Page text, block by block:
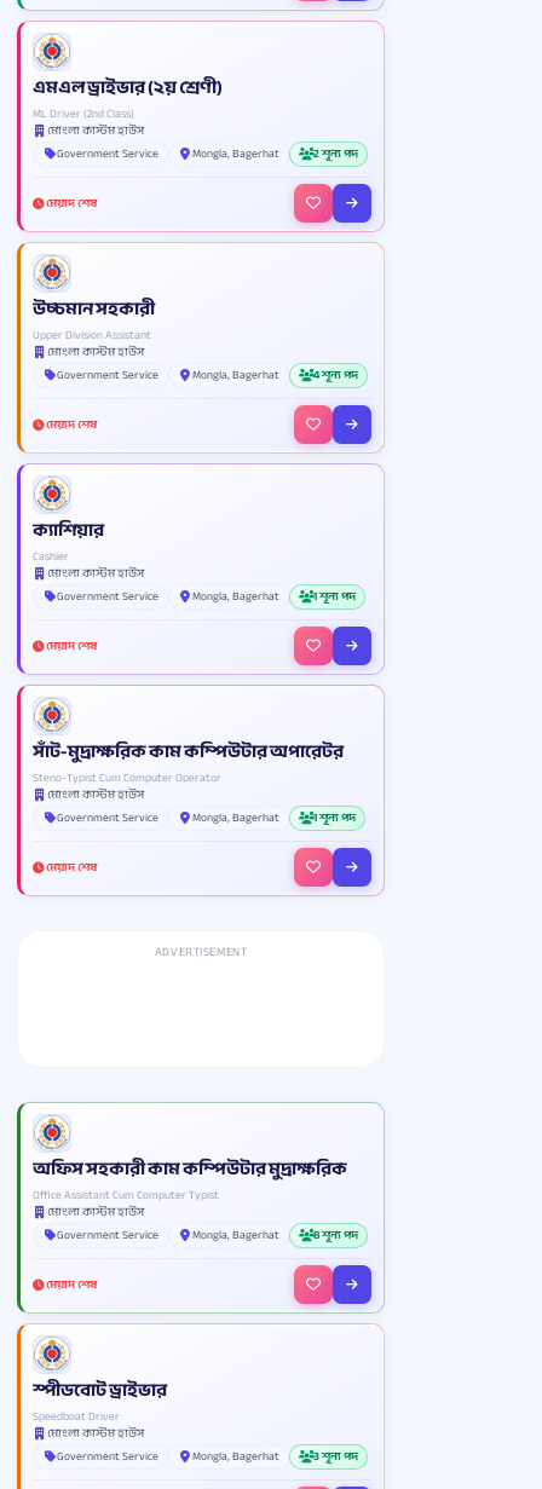
এমএল ড্রাইভার (২য় শ্রেণী)
ML Driver (2nd Class)
মোংলা কাস্টম হাউস
Government Service
Mongla, Bagerhat 2 শূন্য পদ
মেয়াদ শেষ
উচ্চমান সহকারী
Upper Division Assistant
মোংলা কাস্টম হাউস
Government Service
Mongla, Bagerhat 4 শূন্য পদ
মেয়াদ শেষ
ক্যাশিয়ার
Cashier
মোংলা কাস্টম হাউস
Government Service
Mongla, Bagerhat 1 শূন্য পদ
মেয়াদ শেষ
সাঁট-মুদ্রাক্ষরিক কাম কম্পিউটার অপারেটর
Steno-Typist Cum Computer Operator
মোংলা কাস্টম হাউস
Government Service
Mongla, Bagerhat 1 শূন্য পদ
মেয়াদ শেষ
ADVERTISEMENT
অফিস সহকারী কাম কম্পিউটার মুদ্রাক্ষরিক
Office Assistant Cum Computer Typist
মোংলা কাস্টম হাউস
Government Service
Mongla, Bagerhat 8 শূন্য পদ
মেয়াদ শেষ
স্পীডবোট ড্রাইভার
Speedboat Driver
মোংলা কাস্টম হাউস
Government Service
Mongla, Bagerhat 3 শূন্য পদ